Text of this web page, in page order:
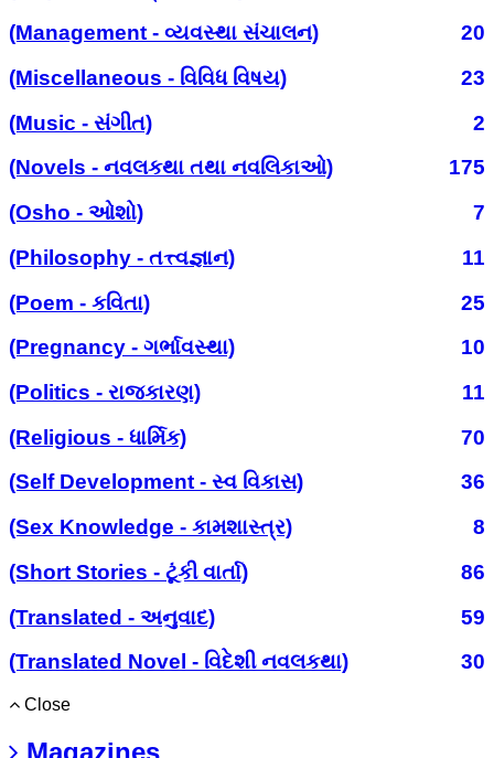
(Management - વ્યવસ્થા સંચાલન)
20
(Miscellaneous - વિવિધ વિષય)
23
(Music - સંગીત)
2
(Novels - નવલકથા તથા નવલિકાઓ)
175
(Osho - ઓશો)
7
(Philosophy - તત્ત્વજ્ઞાન)
11
(Poem - કવિતા)
25
(Pregnancy - ગર્ભાવસ્થા)
10
(Politics - રાજકારણ)
11
(Religious - ધાર્મિક)
70
(Self Development - સ્વ વિકાસ)
36
(Sex Knowledge - કામશાસ્ત્ર)
8
(Short Stories - ટૂંકી વાર્તા)
86
(Translated - અનુવાદ)
59
(Translated Novel - વિદેશી નવલકથા)
30
Close
Magazines